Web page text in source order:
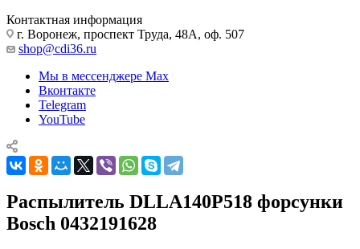
Контактная информация
г. Воронеж, проспект Труда, 48А, оф. 507
shop@cdi36.ru
Мы в мессенджере Max
Вконтакте
Telegram
YouTube
Распылитель DLLA140P518 форсунки
Bosch 0432191628